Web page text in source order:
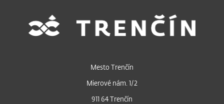
Mesto Trenčín
Mierové nám. 1/2
911 64 Trenčín